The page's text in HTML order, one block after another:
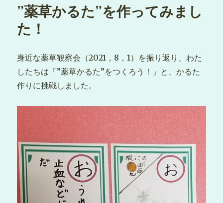
”薬草かるた”を作ってみまし
た！
身近な薬草観察会（2021，8，1）を振り返り、わた
したちは「”薬草かるた”をつくろう！」と、かるた
作りに挑戦しました。